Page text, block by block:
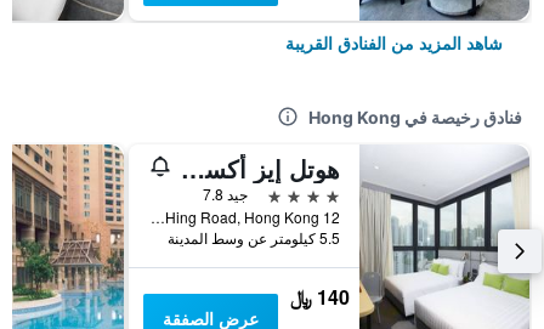
شاهد المزيد من الفنادق القريبة
فنادق رخيصة في Hong Kong
هوتل إيز أكسيس تسين وان
4 نجوم
جيد 7.8
12 Ka Hing Road, Hong Kong, هونغ كونغ
5.5 كيلومتر عن وسط المدينة
140 ﷼
عرض الصفقة